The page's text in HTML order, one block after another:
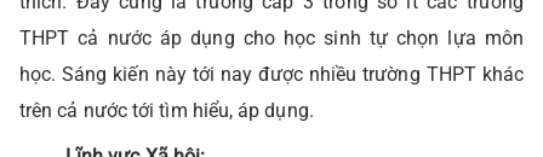
THPT cả nước áp dụng cho học sinh tự chọn lựa môn
học. Sáng kiến này tới nay được nhiều trường THPT khác
trên cả nước tới tìm hiểu, áp dụng.